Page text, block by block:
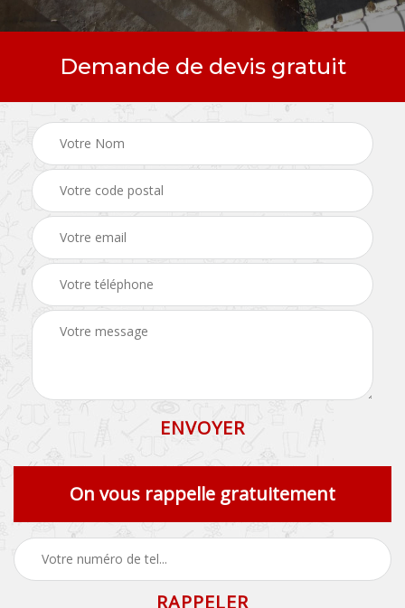
Demande de devis gratuit
On vous rappelle gratuitement